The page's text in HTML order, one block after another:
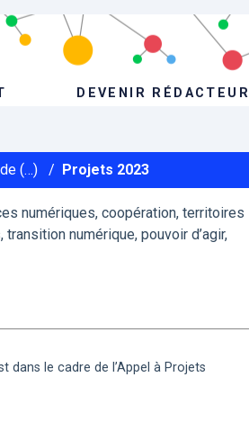
DEVENIR RÉDACTEUR
(…) / Projets 2023
numériques, coopération, territoires
numérique, pouvoir d’agir,
dans le cadre de l’Appel à Projets